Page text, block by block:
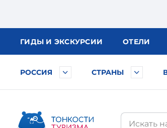
ГИДЫ И ЭКСКУРСИИ ОТЕЛИ
РОССИЯ СТРАНЫ